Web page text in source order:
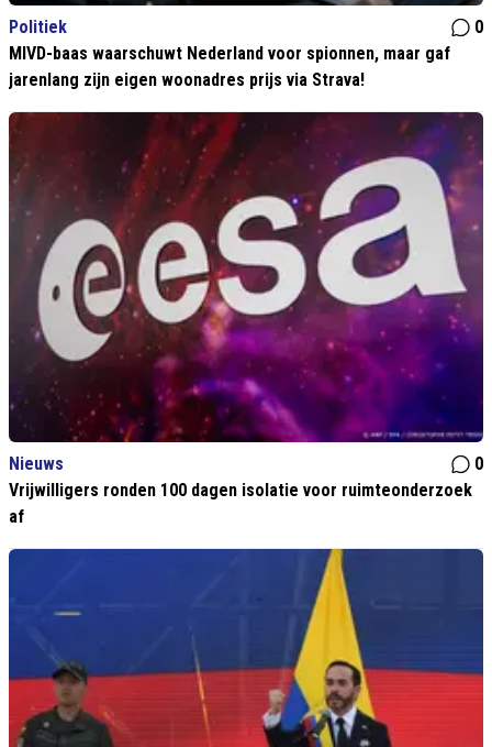
Politiek
0
MIVD-baas waarschuwt Nederland voor spionnen, maar gaf
jarenlang zijn eigen woonadres prijs via Strava!
Nieuws
0
Vrijwilligers ronden 100 dagen isolatie voor ruimteonderzoek
af